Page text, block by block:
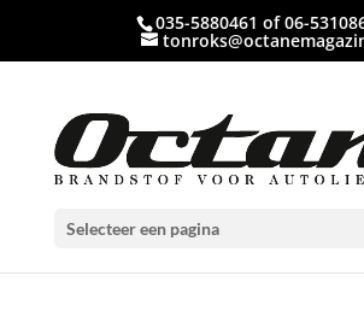
035-5880461 of 06-
Selecteer een pagina